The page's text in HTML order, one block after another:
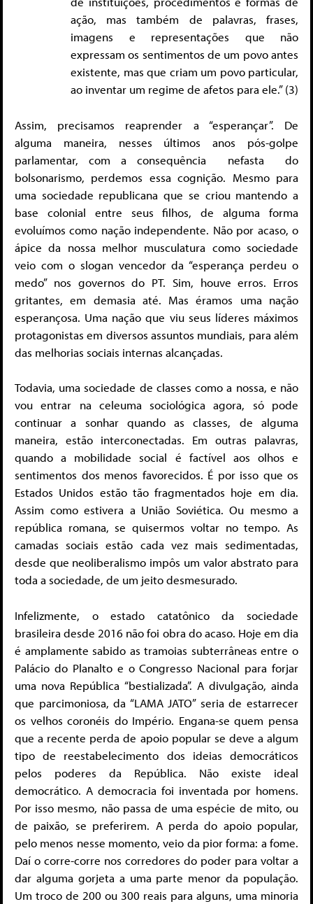
ação, mas também de palavras, frases,
imagens e representações que não
expressam os sentimentos de um povo antes
existente, mas que criam um povo particular,
ao inventar um regime de afetos para ele.” (3)
Assim, precisamos reaprender a “esperançar”. De
alguma maneira, nesses últimos anos pós-golpe
parlamentar, com a consequência nefasta do
bolsonarismo, perdemos essa cognição. Mesmo para
uma sociedade republicana que se criou mantendo a
base colonial entre seus filhos, de alguma forma
evoluímos como nação independente. Não por acaso, o
ápice da nossa melhor musculatura como sociedade
veio com o slogan vencedor da “esperança perdeu o
medo” nos governos do PT. Sim, houve erros. Erros
gritantes, em demasia até. Mas éramos uma nação
esperançosa. Uma nação que viu seus líderes máximos
protagonistas em diversos assuntos mundiais, para além
das melhorias sociais internas alcançadas.
Todavia, uma sociedade de classes como a nossa, e não
vou entrar na celeuma sociológica agora, só pode
continuar a sonhar quando as classes, de alguma
maneira, estão interconectadas. Em outras palavras,
quando a mobilidade social é factível aos olhos e
sentimentos dos menos favorecidos. É por isso que os
Estados Unidos estão tão fragmentados hoje em dia.
Assim como estivera a União Soviética. Ou mesmo a
república romana, se quisermos voltar no tempo. As
camadas sociais estão cada vez mais sedimentadas,
desde que neoliberalismo impôs um valor abstrato para
toda a sociedade, de um jeito desmesurado.
Infelizmente, o estado catatônico da sociedade
brasileira desde 2016 não foi obra do acaso. Hoje em dia
é amplamente sabido as tramoias subterrâneas entre o
Palácio do Planalto e o Congresso Nacional para forjar
uma nova República “bestializada”. A divulgação, ainda
que parcimoniosa, da “LAMA JATO” seria de estarrecer
os velhos coronéis do Império. Engana-se quem pensa
que a recente perda de apoio popular se deve a algum
tipo de reestabelecimento dos ideias democráticos
pelos poderes da República. Não existe ideal
democrático. A democracia foi inventada por homens.
Por isso mesmo, não passa de uma espécie de mito, ou
de paixão, se preferirem. A perda do apoio popular,
pelo menos nesse momento, veio da pior forma: a fome.
Daí o corre-corre nos corredores do poder para voltar a
dar alguma gorjeta a uma parte menor da população.
Um troco de 200 ou 300 reais para alguns, uma minoria